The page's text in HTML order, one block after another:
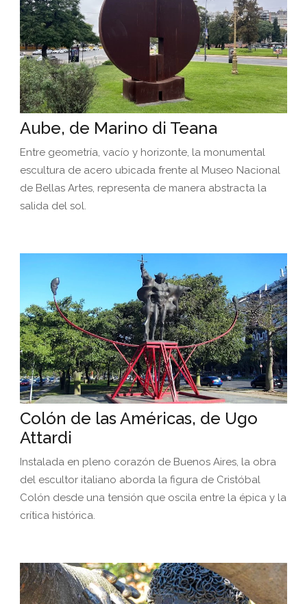
Aube, de Marino di Teana
Entre geometría, vacío y horizonte, la monumental
escultura de acero ubicada frente al Museo Nacional
de Bellas Artes, representa de manera abstracta la
salida del sol.
Colón de las Américas, de Ugo
Attardi
Instalada en pleno corazón de Buenos Aires, la obra
del escultor italiano aborda la figura de Cristóbal
Colón desde una tensión que oscila entre la épica y la
crítica histórica.